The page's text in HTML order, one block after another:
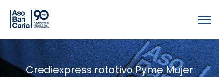
Crediexpress rotativo Pyme Mujer